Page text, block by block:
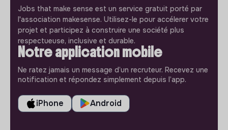
Jobs that make sense est un service gratuit porté par
l'association makesense. Utilisez-le pour accélerer votre
projet et participez à construire une société plus
respectueuse, inclusive et durable.
Notre application mobile
Ne ratez jamais un message d’un recruteur. Recevez une
notification et répondez simplement depuis l’app.
iPhone Android